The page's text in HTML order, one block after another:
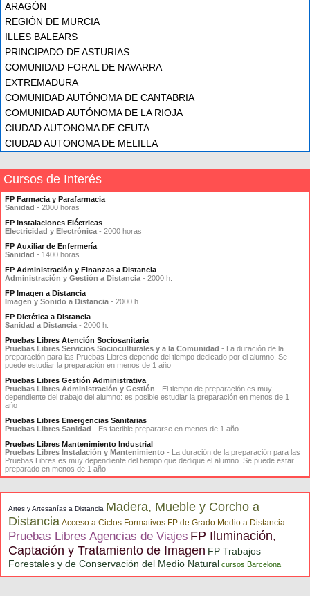
ARAGÓN
REGIÓN DE MURCIA
ILLES BALEARS
PRINCIPADO DE ASTURIAS
COMUNIDAD FORAL DE NAVARRA
EXTREMADURA
COMUNIDAD AUTÓNOMA DE CANTABRIA
COMUNIDAD AUTÓNOMA DE LA RIOJA
CIUDAD AUTONOMA DE CEUTA
CIUDAD AUTONOMA DE MELILLA
Cursos de Interés
FP Farmacia y Parafarmacia
Sanidad - 2000 horas
FP Instalaciones Eléctricas
Electricidad y Electrónica - 2000 horas
FP Auxiliar de Enfermería
Sanidad - 1400 horas
FP Administración y Finanzas a Distancia
Administración y Gestión a Distancia - 2000 h.
FP Imagen a Distancia
Imagen y Sonido a Distancia - 2000 h.
FP Dietética a Distancia
Sanidad a Distancia - 2000 h.
Pruebas Libres Atención Sociosanitaria
Pruebas Libres Servicios Socioculturales y a la Comunidad - La duración de la
preparación para las Pruebas Libres depende del tiempo dedicado por el alumno. Se
puede estudiar la preparación en menos de 1 año
Pruebas Libres Gestión Administrativa
Pruebas Libres Administración y Gestión - El tiempo de preparación es muy
dependiente del trabajo del alumno: es posible estudiar la preparación en menos de 1
año
Pruebas Libres Emergencias Sanitarias
Pruebas Libres Sanidad - Es factible prepararse en menos de 1 año
Pruebas Libres Mantenimiento Industrial
Pruebas Libres Instalación y Mantenimiento - La duración de la preparación para las
Pruebas Libres es muy dependiente del tiempo que dedique el alumno. Se puede estar
preparado en menos de 1 año
Artes y Artesanías a Distancia Madera, Mueble y Corcho a
Distancia Acceso a Ciclos Formativos FP de Grado Medio a Distancia
Pruebas Libres Agencias de Viajes FP Iluminación,
Captación y Tratamiento de Imagen FP Trabajos
Forestales y de Conservación del Medio Natural cursos Barcelona